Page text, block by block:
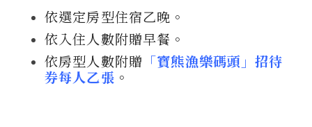
依選定房型住宿乙晚。
依入住人數附贈早餐。
依房型人數附贈 「寶熊漁樂碼頭」招待
券每人乙張 。